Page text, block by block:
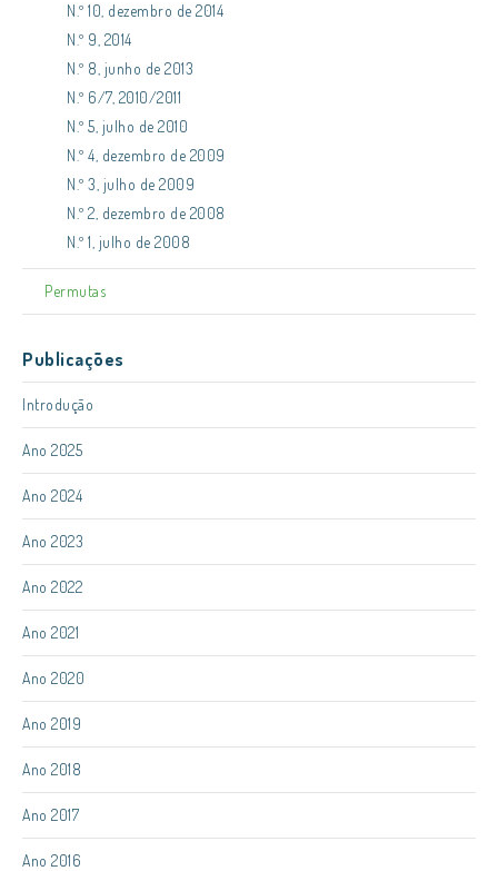
N.º 10, dezembro de 2014
N.º 9, 2014
N.º 8, junho de 2013
N.º 6/7, 2010/2011
N.º 5, julho de 2010
N.º 4, dezembro de 2009
N.º 3, julho de 2009
N.º 2, dezembro de 2008
N.º 1, julho de 2008
Permutas
Publicações
Introdução
Ano 2025
Ano 2024
Ano 2023
Ano 2022
Ano 2021
Ano 2020
Ano 2019
Ano 2018
Ano 2017
Ano 2016